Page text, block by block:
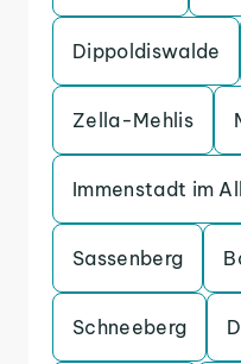
Dippoldiswalde
Zella-Mehlis
Immenstadt im
Sassenberg
Schneeberg